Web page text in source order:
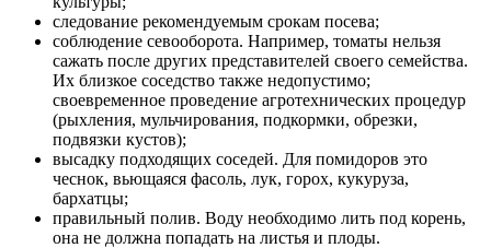
следование рекомендуемым срокам посева;
соблюдение севооборота. Например, томаты нельзя
сажать после других представителей своего семейства.
Их близкое соседство также недопустимо;
своевременное проведение агротехнических процедур
(рыхления, мульчирования, подкормки, обрезки,
подвязки кустов);
высадку подходящих соседей. Для помидоров это
чеснок, вьющаяся фасоль, лук, горох, кукуруза,
бархатцы;
правильный полив. Воду необходимо лить под корень,
она не должна попадать на листья и плоды.